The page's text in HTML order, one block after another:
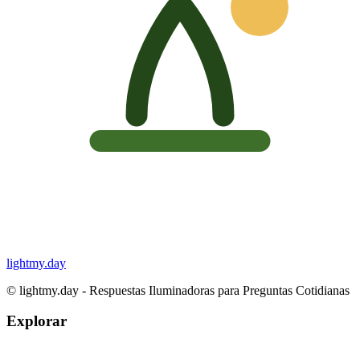
lightmy.day
© lightmy.day - Respuestas Iluminadoras para Preguntas Cotidianas
Explorar